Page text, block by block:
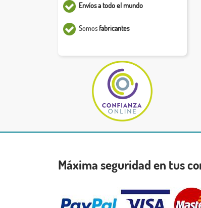
Envíos a todo el mundo
Somosfabricantes
Máxima seguridad en tus